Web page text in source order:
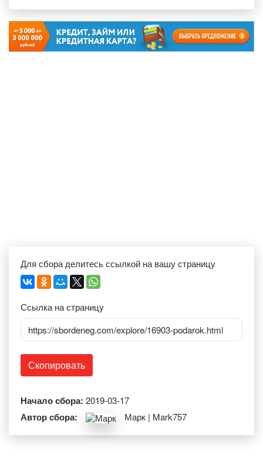
Для сбора делитесь ссылкой на вашу страницу
Ссылка на страницу
https://sbordeneg.com/explore/16903-podarok.html
Скопировать
Начало сбора: 2019-03-17
Автор сбора: Марк | Mark757